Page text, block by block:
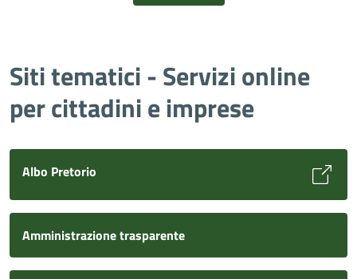
Siti tematici - Servizi online
per cittadini e imprese
Albo Pretorio
Amministrazione trasparente